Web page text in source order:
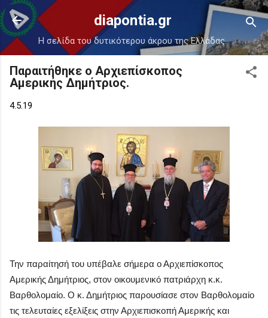
Μετάβαση στο κύριο περιεχόμενο
diapontia.gr
Η σελίδα του δυτικότερου άκρου της Ελλάδας.
Παραιτήθηκε ο Αρχιεπίσκοπος
Αμερικής Δημήτριος.
4.5.19
Την παραίτησή του υπέβαλε σήμερα ο Αρχιεπίσκοπος
Αμερικής Δημήτριος, στον οικουμενικό πατριάρχη κ.κ.
Βαρθολομαίο. Ο κ. Δημήτριος παρουσίασε στον Βαρθολομαίο
τις τελευταίες εξελίξεις στην Αρχιεπισκοπή Αμερικής και